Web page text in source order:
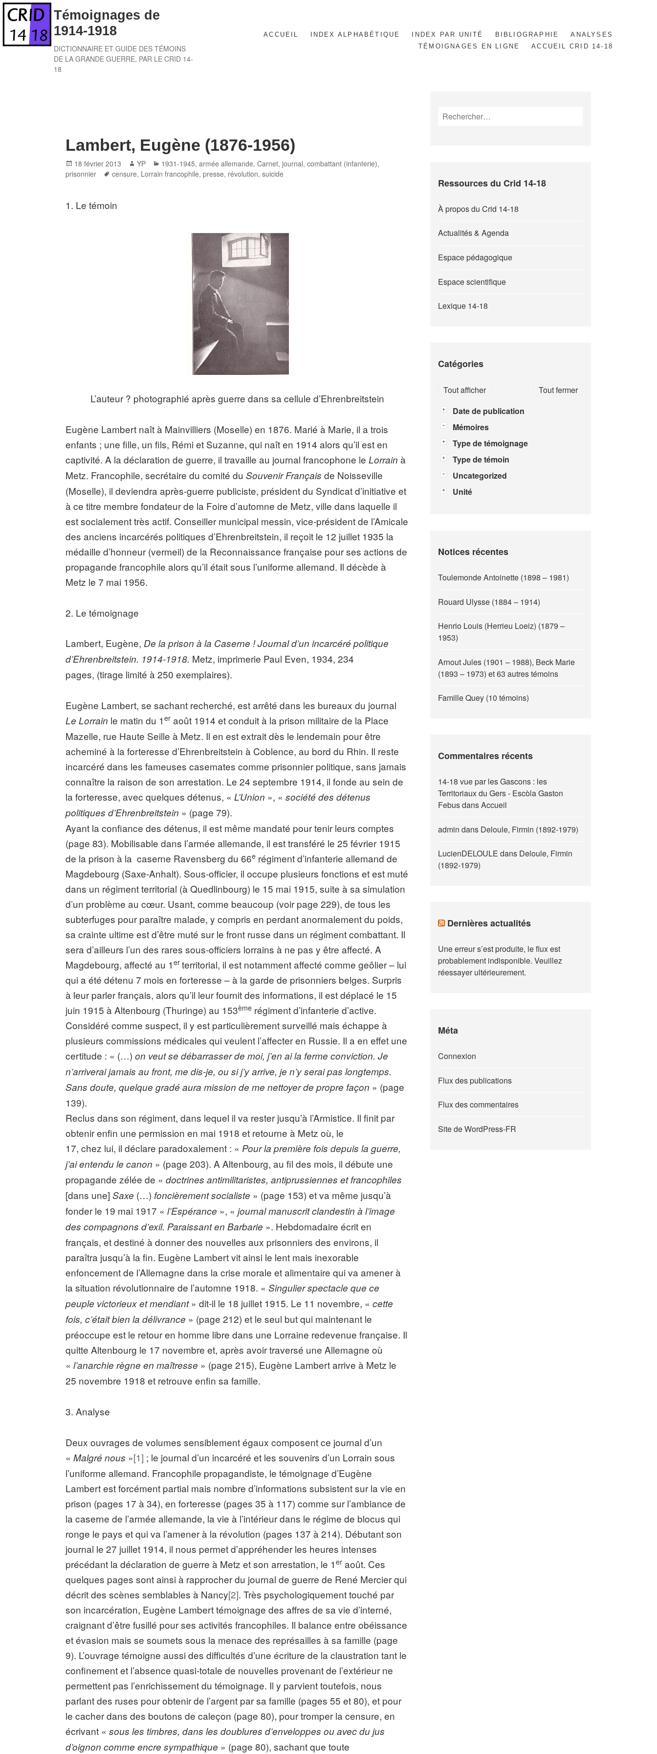
Skip
content
Témoignages de
1914-1918
DICTIONNAIRE ET GUIDE DES TÉMOINS
DE LA GRANDE GUERRE, PAR LE CRID 14-
18
ACCUEIL INDEX ALPHABÉTIQUE INDEX PAR UNITÉ BIBLIOGRAPHIE
ANALYSES
TÉMOIGNAGES EN LIGNE
ACCUEIL CRID 14-18
Lambert, Eugène (1876-1956)
Posted
on
18 février 2013 Author
YP Categories
1931-1945,armée allemande,Carnet, journal,combattant (infanterie),
prisonnier
Tags
censure, Lorrain francophile,presse, révolution,suicide
1. Le témoin
L’auteur ? photographié après guerre dans sa cellule d’Ehrenbreitstein
Eugène Lambert naît à Mainvilliers (Moselle) en 1876. Marié à Marie, il a trois
enfants ; une fille, un fils, Rémi et Suzanne, qui naît en 1914 alors qu’il est en
captivité. A la déclaration de guerre, il travaille au journal francophone leLorrain à
Metz. Francophile, secrétaire du comité duSouvenir Françaisde Noisseville
(Moselle), il deviendra après-guerre publiciste, président du Syndicat d’initiative et
à ce titre membre fondateur de la Foire d’automne de Metz, ville dans laquelle il
est socialement très actif. Conseiller municipal messin, vice-président de l’Amicale
des anciens incarcérés politiques d’Ehrenbreitstein, il reçoit le 12 juillet 1935 la
médaille d’honneur (vermeil) de la Reconnaissance française pour ses actions de
propagande francophile alors qu’il était sous l’uniforme allemand. Il décède à
Metz le 7 mai 1956.
2. Le témoignage
Lambert, Eugène,De la prison à la Caserne ! Journal d’un incarcéré politique
d’Ehrenbreitstein. 1914-1918. Metz, imprimerie Paul Even, 1934, 234
pages, (tirage limité à 250 exemplaires).
Eugène Lambert, se sachant recherché, est arrêté dans les bureaux du journal
Le Lorrain le matin du 1er août 1914 et conduit à la prison militaire de la Place
Mazelle, rue Haute Seille à Metz. Il en est extrait dès le lendemain pour être
acheminé à la forteresse d’Ehrenbreitstein à Coblence, au bord du Rhin. Il reste
incarcéré dans les fameuses casemates comme prisonnier politique, sans jamais
connaître la raison de son arrestation. Le 24 septembre 1914, il fonde au sein de
la forteresse, avec quelques détenus, «L’Union », «société des détenus
politiquesd’Ehrenbreitstein » (page 79).
Ayant la confiance des détenus, il est même mandaté pour tenir leurs comptes
(page 83). Mobilisable dans l’armée allemande, il est transféré le 25 février 1915
de la prison à la caserne Ravensberg du 66e régiment d’infanterie allemand de
Magdebourg (Saxe-Anhalt). Sous-officier, il occupe plusieurs fonctions et est muté
dans un régiment territorial (à Quedlinbourg) le 15 mai 1915, suite à sa simulation
d’un problème au cœur. Usant, comme beaucoup (voir page 229), de tous les
subterfuges pour paraître malade, y compris en perdant anormalement du poids,
sa crainte ultime est d’être muté sur le front russe dans un régiment combattant. Il
sera d’ailleurs l’un des rares sous-officiers lorrains à ne pas y être affecté. A
Magdebourg, affecté au 1erterritorial, il est notamment affecté comme geôlier – lui
qui a été détenu 7 mois en forteresse – à la garde de prisonniers belges. Surpris
à leur parler français, alors qu’il leur fournit des informations, il est déplacé le 15
juin 1915 à Altenbourg (Thuringe) au 153ème régiment d’infanterie d’active.
Considéré comme suspect, il y est particulièrement surveillé mais échappe à
plusieurs commissions médicales qui veulent l’affecter en Russie. Il a en effet une
certitude : « (…)on veut se débarrasser de moi, j’en ai la ferme conviction. Je
n’arriverai jamais au front, me dis-je, ou si j’y arrive, je n’y serai pas longtemps.
Sans doute, quelque gradé aura mission de me nettoyer de propre façon » (page
139).
Reclus dans son régiment, dans lequel il va rester jusqu’à l’Armistice. Il finit par
obtenir enfin une permission en mai 1918 et retourne à Metz où, le
17, chez lui, il déclare paradoxalement : «Pour la première fois depuis la guerre,
j’ai entendu le canon » (page 203). A Altenbourg, au fil des mois, il débute une
propagande zélée de «doctrines antimilitaristes, antiprussiennes et francophiles
[dans une]Saxe (…)foncièrement socialiste » (page 153) et va même jusqu’à
fonder le 19 mai 1917 «l’Espérance », «journal manuscrit clandestin à l’image
des compagnons d’exil. Paraissant en Barbarie ». Hebdomadaire écrit en
français, et destiné à donner des nouvelles aux prisonniers des environs, il
paraîtra jusqu’à la fin. Eugène Lambert vit ainsi le lent mais inexorable
enfoncement de l’Allemagne dans la crise morale et alimentaire qui va amener à
la situation révolutionnaire de l’automne 1918. «Singulier spectacle que ce
peuple victorieux et mendiant» dit-il le 18 juillet 1915. Le 11 novembre, «cette
fois, c’était bien la délivrance » (page 212) et le seul but qui maintenant le
préoccupe est le retour en homme libre dans une Lorraine redevenue française. Il
quitte Altenbourg le 17 novembre et, après avoir traversé une Allemagne où
«l’anarchie règne en maîtresse » (page 215), Eugène Lambert arrive à Metz le
25 novembre 1918 et retrouve enfin sa famille.
3. Analyse
Deux ouvrages de volumes sensiblement égaux composent ce journal d’un
«Malgré nous »[1] ; le journal d’un incarcéré et les souvenirs d’un Lorrain sous
l’uniforme allemand. Francophile propagandiste, le témoignage d’Eugène
Lambert est forcément partial mais nombre d’informations subsistent sur la vie en
prison (pages 17 à 34), en forteresse (pages 35 à 117) comme sur l’ambiance de
la caserne de l’armée allemande, la vie à l’intérieur dans le régime de blocus qui
ronge le pays et qui va l’amener à la révolution (pages 137 à 214). Débutant son
journal le 27 juillet 1914, il nous permet d’appréhender les heures intenses
précédant la déclaration de guerre à Metz et son arrestation, le 1er août. Ces
quelques pages sont ainsi à rapprocher du journal de guerre de René Mercier qui
décrit des scènes semblables à Nancy[2]. Très psychologiquement touché par
son incarcération, Eugène Lambert témoignage des affres de sa vie d’interné,
craignant d’être fusillé pour ses activités francophiles. Il balance entre obéissance
et évasion mais se soumets sous la menace des représailles à sa famille (page
9). L’ouvrage témoigne aussi des difficultés d’une écriture de la claustration tant le
confinement et l’absence quasi-totale de nouvelles provenant de l’extérieur ne
permettent pas l’enrichissement du témoignage. Il y parvient toutefois, nous
parlant des ruses pour obtenir de l’argent par sa famille (pages 55 et 80), et pour
le cacher dans des boutons de caleçon (page 80), pour tromper la censure, en
écrivant «sous les timbres, dans les doublures d’enveloppes ou avec du jus
d’oignon comme encre sympathique » (page 80), sachant que toute
Rechercher :
Ressources du Crid 14-18
À propos du Crid 14-18
Actualités & Agenda
Espace pédagogique
Espace scientifique
Lexique 14-18
Catégories
Tout fermer
Tout afficher
Date de publication
Mémoires
Type de témoignage
Type de témoin
Uncategorized
Unité
Notices récentes
Toulemonde Antoinette (1898 – 1981)
Rouard Ulysse (1884 – 1914)
Henrio Louis (Herrieu Loeiz) (1879 –
1953)
Arnout Jules (1901 – 1988), Beck Marie
(1893 – 1973) et 63 autres témoins
Famille Quey (10 témoins)
Commentaires récents
14-18 vue par les Gascons : les
Territoriaux du Gers - Escòla Gaston
FebusdansAccueil
admin dans Deloule, Firmin (1892-1979)
LucienDELOULE dans Deloule, Firmin
(1892-1979)
Dernières actualités
Une erreur s’est produite, le flux est
probablement indisponible. Veuillez
réessayer ultérieurement.
Méta
Connexion
Flux des publications
Flux des commentaires
Site de WordPress-FR